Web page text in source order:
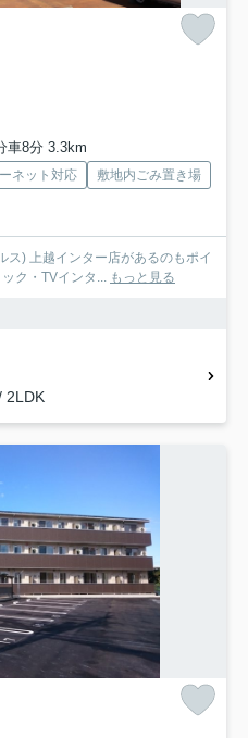
車8分 3.3km
ネット対応
敷地内ごみ置き場
) 上越インター店があるのもポイ
ク・TVインタ... もっと見る
2LDK